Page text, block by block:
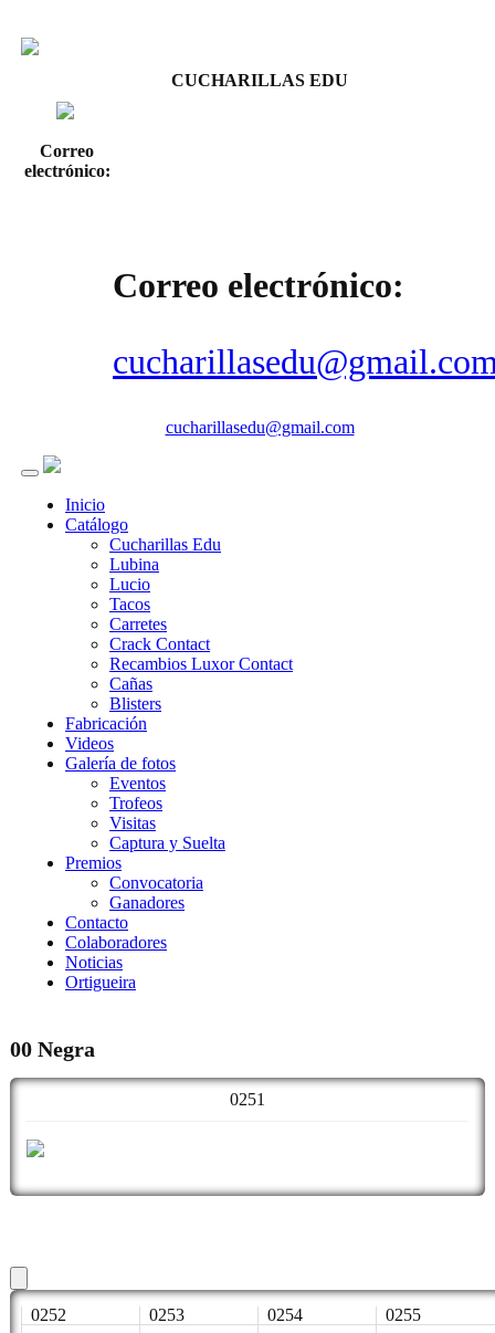
CUCHARILLAS EDU
Correo electrónico:
Correo
electrónico:
cucharillasedu@gmail.com
Inicio
Catálogo
Cucharillas Edu
Lubina
Lucio
Tacos
Carretes
Crack Contact
Recambios Luxor Contact
Cañas
Blisters
Fabricación
Videos
Galería de fotos
Eventos
Trofeos
Visitas
Captura y Suelta
Premios
Convocatoria
Ganadores
Contacto
Colaboradores
Noticias
Ortigueira
00 Negra
0251
0252 0253 0254 0255